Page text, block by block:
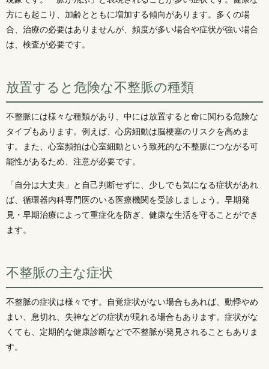
方にも起こり、加齢とともに増加する傾向があります。多くの場
合、治療の必要はありませんが、頻度が多い場合や症状が強い場合
は、検査が必要です。
放置すると危険な不整脈の種類
不整脈には様々な種類があり、中には放置すると命に関わる危険な
タイプもあります。例えば、心房細動は脳梗塞のリスクを高めま
す。また、心室頻拍は心室細動という致死的な不整脈につながる可
能性があるため、注意が必要です。
「自分は大丈夫」と自己判断せずに、少しでも気になる症状があれ
ば、循環器内科専門医のいる医療機関を受診しましょう。早期発
見・早期治療によって重症化を防ぎ、健康な生活を守ることができ
ます。
不整脈の主な症状
不整脈の症状は様々です。自覚症状がない場合もあれば、動悸やめ
まい、息切れ、失神などの症状が現れる場合もあります。症状がな
くても、定期的な健康診断などで不整脈が発見されることもありま
す。